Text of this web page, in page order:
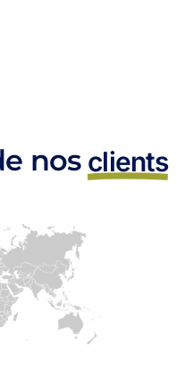
nos clients